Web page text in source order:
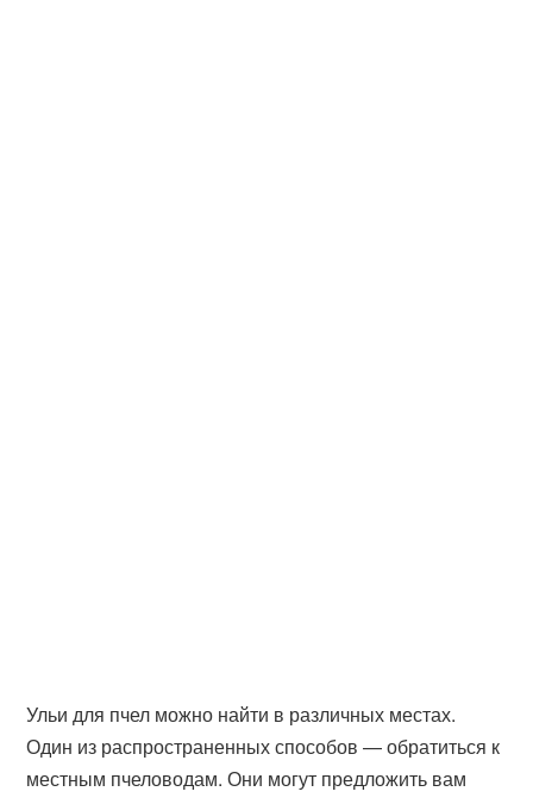
Ульи для пчел можно найти в различных местах.
Один из распространенных способов — обратиться к
местным пчеловодам. Они могут предложить вам